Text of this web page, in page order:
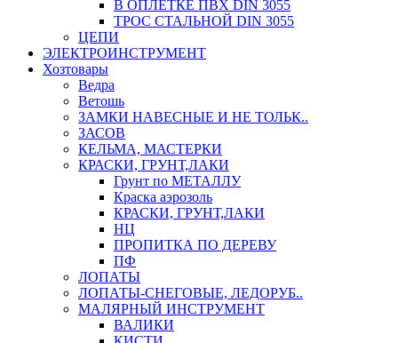
В ОПЛЕТКЕ ПВХ DIN 3055
ТРОС СТАЛЬНОЙ DIN 3055
ЦЕПИ
ЭЛЕКТРОИНСТРУМЕНТ
Хозтовары
Ведра
Ветошь
ЗАМКИ НАВЕСНЫЕ И НЕ ТОЛЬК..
ЗАСОВ
КЕЛЬМА, МАСТЕРКИ
КРАСКИ, ГРУНТ,ЛАКИ
Грунт по МЕТАЛЛУ
Краска аэрозоль
КРАСКИ, ГРУНТ,ЛАКИ
НЦ
ПРОПИТКА ПО ДЕРЕВУ
ПФ
ЛОПАТЫ
ЛОПАТЫ-СНЕГОВЫЕ, ЛЕДОРУБ..
МАЛЯРНЫЙ ИНСТРУМЕНТ
ВАЛИКИ